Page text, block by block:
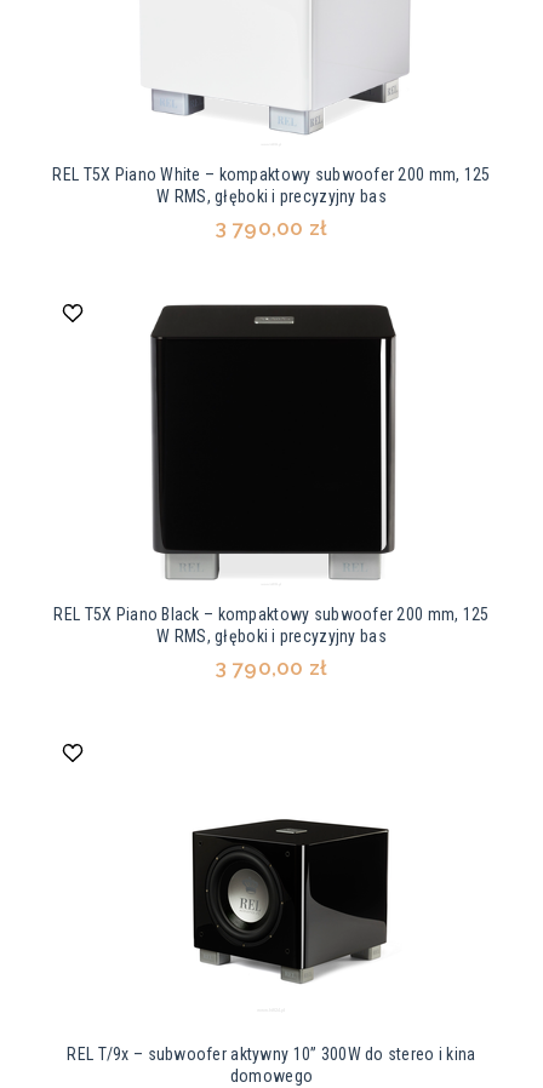
REL T5X Piano White – kompaktowy subwoofer 200 mm, 125
W RMS, głęboki i precyzyjny bas
3 790,00 zł
REL T5X Piano Black – kompaktowy subwoofer 200 mm, 125
W RMS, głęboki i precyzyjny bas
3 790,00 zł
REL T/9x – subwoofer aktywny 10” 300W do stereo i kina
domowego